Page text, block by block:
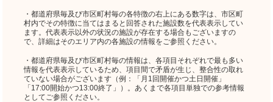
・都道府県毎及び市区町村毎の各特徴の右上にある数字は、市区町
村内でその特徴に当てはまると回答された施設数を代表表示してい
ます。代表表示以外の状況の施設が存在する場合もございますの
で、詳細はそのエリア内の各施設の情報をご参照ください。
・都道府県毎及び市区町村毎の情報は、各項目それぞれで最も多い
情報を代表表示しているため、項目間で矛盾が生じ、整合性の取れ
ていない場合がございます（例：「月1回開催かつ土日開催」
「17:00開始かつ13:00終了」）。あくまで各項目単独での参考情報
としてご参照ください。